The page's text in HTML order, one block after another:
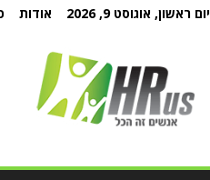
יום ראשון, אוגוסט 9, 2026 אודות